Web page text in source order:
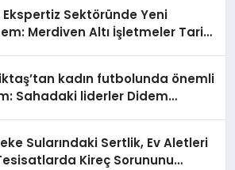
Ekspertiz Sektöründe Yeni
Merdiven Altı İşletmeler Tarih
kadın futbolunda önemli
Sahadaki liderler Didem
Sularındaki Sertlik, Ev Aletleri
Kireç Sorununu